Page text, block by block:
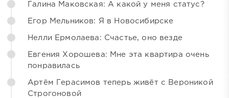
Галина Маковская: А какой у меня статус?
Егор Мельников: Я в Новосибирске
Нелли Ермолаева: Счастье, оно везде
Евгения Хорошева: Мне эта квартира очень
понравилась
Артём Герасимов теперь живёт с Вероникой
Строгоновой